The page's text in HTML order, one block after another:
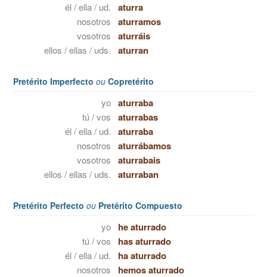
él / ella / ud. aturra
nosotros aturramos
vosotros aturráis
ellos / ellas / uds. aturran
Pretérito Imperfecto ou Copretérito
yo aturraba
tú / vos aturrabas
él / ella / ud. aturraba
nosotros aturrábamos
vosotros aturrabais
ellos / ellas / uds. aturraban
Pretérito Perfecto ou Pretérito Compuesto
yo he aturrado
tú / vos has aturrado
él / ella / ud. ha aturrado
nosotros hemos aturrado